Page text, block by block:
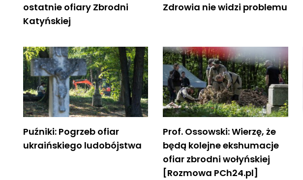
ostatnie ofiary Zbrodni
Katyńskiej
Zdrowia nie widzi problemu
Puźniki: Pogrzeb ofiar
ukraińskiego ludobójstwa
Prof. Ossowski: Wierzę, że
będą kolejne ekshumacje
ofiar zbrodni wołyńskiej
[Rozmowa PCh24.pl]